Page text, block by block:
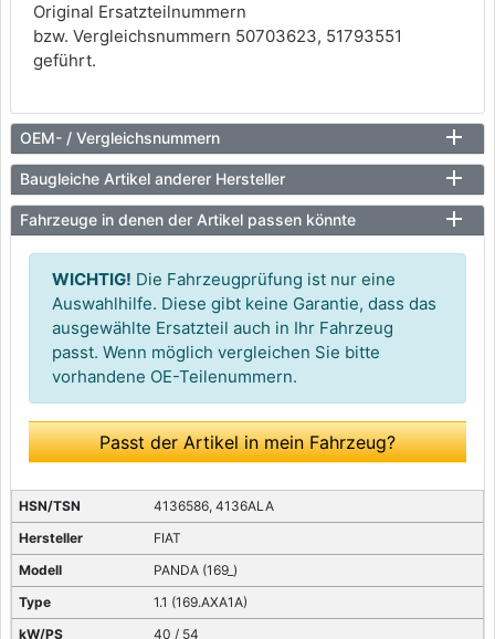
Original Ersatzteilnummern
bzw. Vergleichsnummern 50703623, 51793551
geführt.
OEM- / Vergleichsnummern
Baugleiche Artikel anderer Hersteller
Fahrzeuge in denen der Artikel passen könnte
WICHTIG! Die Fahrzeugprüfung ist nur eine
Auswahlhilfe. Diese gibt keine Garantie, dass das
ausgewählte Ersatzteil auch in Ihr Fahrzeug
passt. Wenn möglich vergleichen Sie bitte
vorhandene OE-Teilenummern.
Passt der Artikel in mein Fahrzeug?
4136586, 4136ALA
FIAT
PANDA (169_)
1.1 (169.AXA1A)
40 / 54